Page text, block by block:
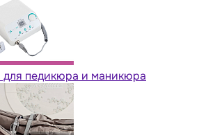
для педикюра и маникюра